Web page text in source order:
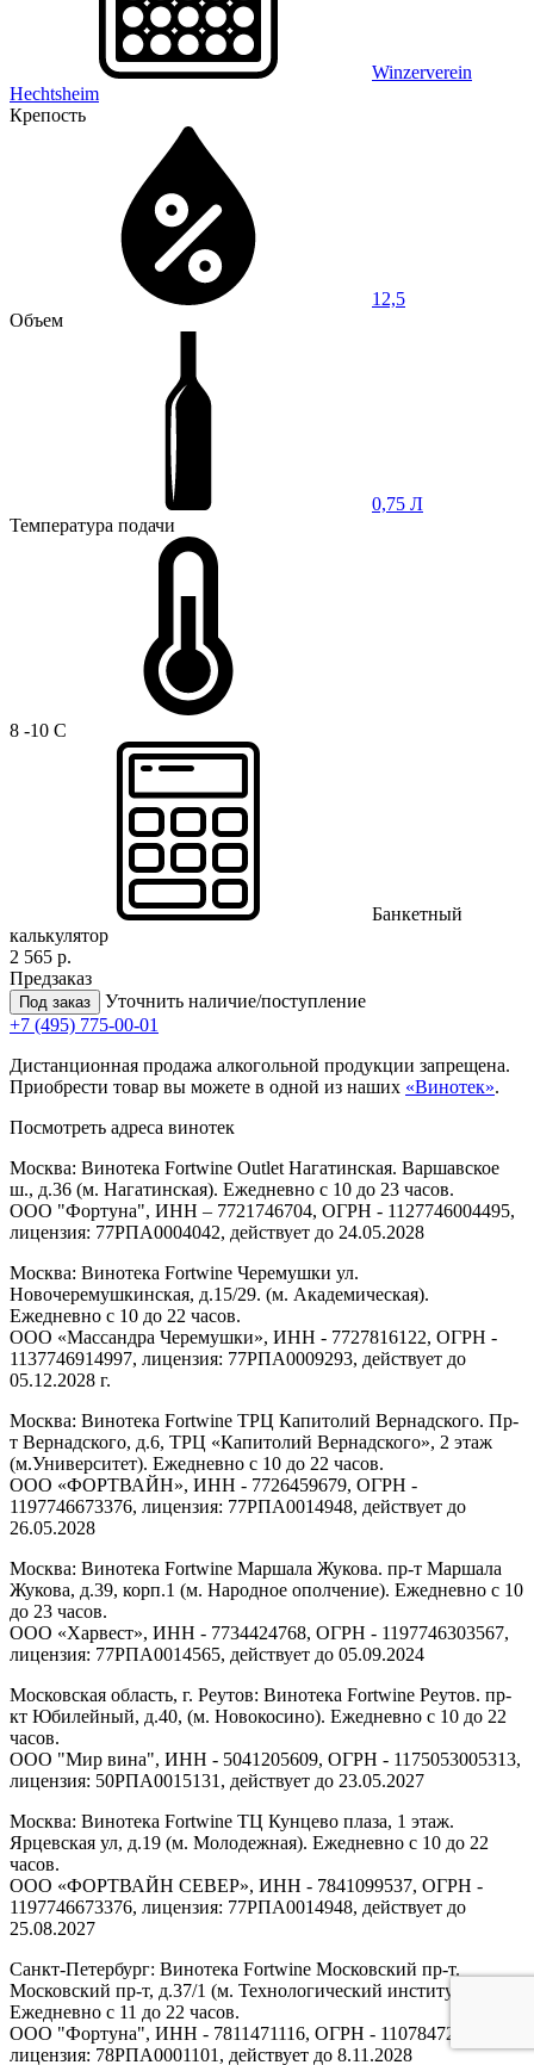
Winzerverein
Hechtsheim
Крепость
12,5
Объем
0,75 Л
Температура подачи
8 -10 C
Банкетный
калькулятор
2 565 р.
Предзаказ
Под заказ
Уточнить наличие/поступление
+7 (495) 775-00-01
Дистанционная продажа алкогольной продукции запрещена.
Приобрести товар вы можете в одной из наших «Винотек».
Посмотреть адреса винотек
Москва: Винотека Fortwine Outlet Нагатинская. Варшавское
ш., д.36 (м. Нагатинская). Ежедневно с 10 до 23 часов.
ООО "Фортуна", ИНН – 7721746704, ОГРН - 1127746004495,
лицензия: 77РПА0004042, действует до 24.05.2028
Москва: Винотека Fortwine Черемушки ул.
Новочеремушкинская, д.15/29. (м. Академическая).
Ежедневно с 10 до 22 часов.
ООО «Массандра Черемушки», ИНН - 7727816122, ОГРН -
1137746914997, лицензия: 77РПА0009293, действует до
05.12.2028 г.
Москва: Винотека Fortwine ТРЦ Капитолий Вернадского. Пр-
т Вернадского, д.6, ТРЦ «Капитолий Вернадского», 2 этаж
(м.Университет). Ежедневно с 10 до 22 часов.
ООО «ФОРТВАЙН», ИНН - 7726459679, ОГРН -
1197746673376, лицензия: 77РПА0014948, действует до
26.05.2028
Москва: Винотека Fortwine Маршала Жукова. пр-т Маршала
Жукова, д.39, корп.1 (м. Народное ополчение). Ежедневно с 10
до 23 часов.
ООО «Харвест», ИНН - 7734424768, ОГРН - 1197746303567,
лицензия: 77РПА0014565, действует до 05.09.2024
Московская область, г. Реутов: Винотека Fortwine Реутов. пр-
кт Юбилейный, д.40, (м. Новокосино). Ежедневно с 10 до 22
часов.
ООО "Мир вина", ИНН - 5041205609, ОГРН - 1175053005313,
лицензия: 50РПА0015131, действует до 23.05.2027
Москва: Винотека Fortwine ТЦ Кунцево плаза, 1 этаж.
Ярцевская ул, д.19 (м. Молодежная). Ежедневно с 10 до 22
часов.
ООО «ФОРТВАЙН СЕВЕР», ИНН - 7841099537, ОГРН -
1197746673376, лицензия: 77РПА0014948, действует до
25.08.2027
Санкт-Петербург: Винотека Fortwine Московский пр-т.
Московский пр-т, д.37/1 (м. Технологический институт).
Ежедневно с 11 до 22 часов.
ООО "Фортуна", ИНН - 7811471116, ОГРН - 1107847277438,
лицензия: 78РПА0001101, действует до 8.11.2028